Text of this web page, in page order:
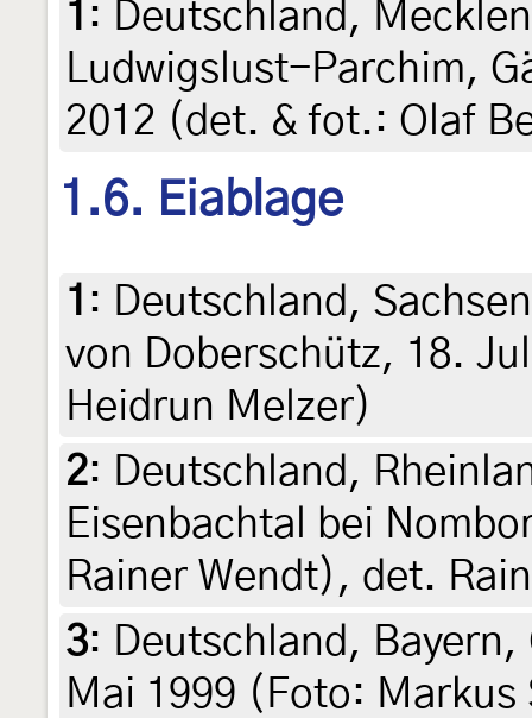
1 : Deutschland,
Ludwigslust-Parchim,
2012 (det. & fot.: Olaf
1.6. Eiablage
1 : Deutschland,
von Doberschütz, 18.
Heidrun Melzer)
2: Deutschland,
Eisenbachtal bei
Rainer Wendt), det.
3: Deutschland,
Mai 1999 (Foto: